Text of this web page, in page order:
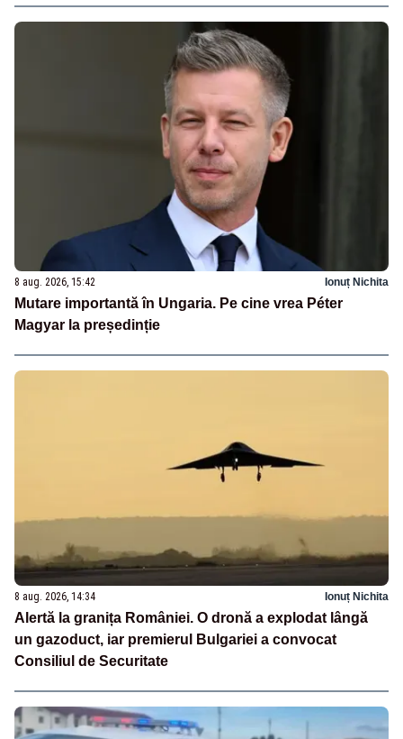
8 aug. 2026, 15:42 Ionuț Nichita
Mutare importantă în Ungaria. Pe cine vrea Péter
Magyar la președinție
8 aug. 2026, 14:34 Ionuț Nichita
Alertă la granița României. O dronă a explodat lângă
un gazoduct, iar premierul Bulgariei a convocat
Consiliul de Securitate